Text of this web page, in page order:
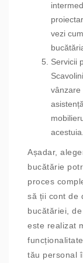
vezi
Servicii
vânzare
acestuia.
Așadar,
bucătărie
proces
să ții cont de
bucătăriei,
este realizat
tău personal